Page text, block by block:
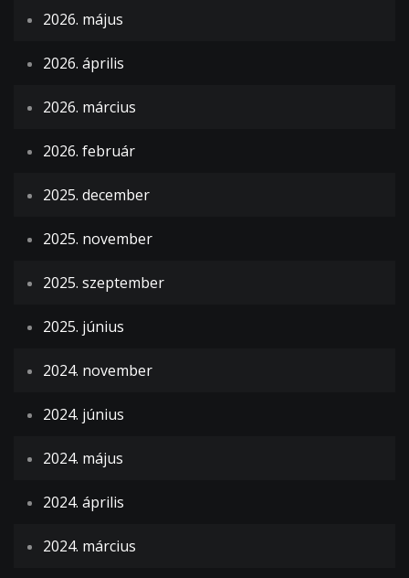
2026. május
2026. április
2026. március
2026. február
2025. december
2025. november
2025. szeptember
2025. június
2024. november
2024. június
2024. május
2024. április
2024. március